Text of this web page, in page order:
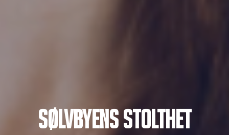
SØLVBYENS STOLTHET